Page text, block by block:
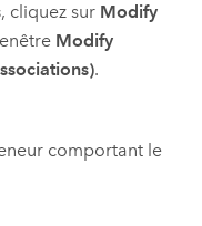
, cliquez sur Modify
Modify
.
comportant le